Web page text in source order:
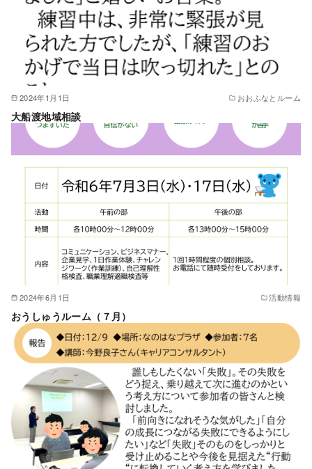
2024年1月1日 おおふなとルーム
大船渡地域相談
2024年6月1日 活動情報
おうしゅうルーム（７月）